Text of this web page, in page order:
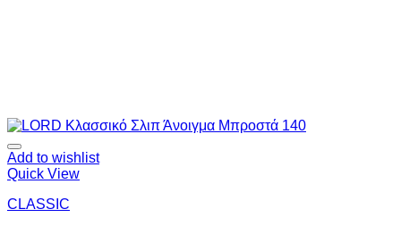
Add to wishlist
Quick View
CLASSIC